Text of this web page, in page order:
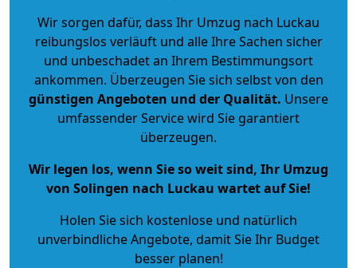
Wir sorgen dafür, dass Ihr Umzug nach Luckau
reibungslos verläuft und alle Ihre Sachen sicher
und unbeschadet an Ihrem Bestimmungsort
ankommen. Überzeugen Sie sich selbst von den
günstigen Angeboten und der Qualität. Unsere
umfassender Service wird Sie garantiert
überzeugen.
Wir legen los, wenn Sie so weit sind, Ihr Umzug
von Solingen nach Luckau wartet auf Sie!
Holen Sie sich kostenlose und natürlich
unverbindliche Angebote, damit Sie Ihr Budget
besser planen!